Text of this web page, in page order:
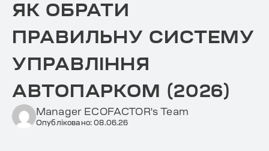
ЯК ОБРАТИ
ПРАВИЛЬНУ СИСТЕМУ
УПРАВЛІННЯ
АВТОПАРКОМ (2026)
Manager ECOFACTOR's Team
Опубліковано: 08.06.26